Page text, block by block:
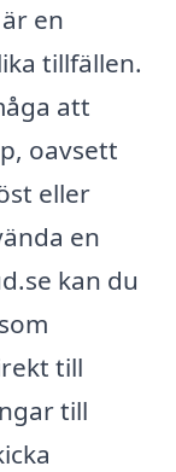
en
tillfällen.
att
oavsett
eller
en
kan du
till
till